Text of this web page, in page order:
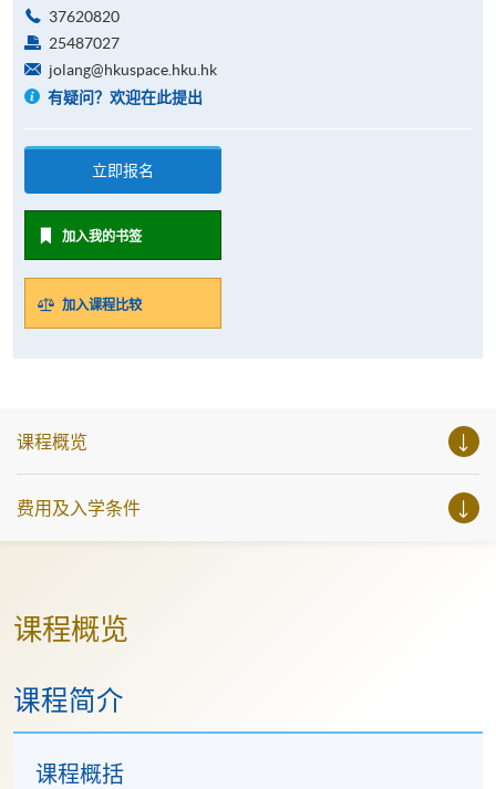
37620820
25487027
jolang@hkuspace.hku.hk
有疑问？欢迎在此提出
立即报名
加入我的书签
加入课程比较
课程概览
费用及入学条件
课程概览
课程简介
课程概括